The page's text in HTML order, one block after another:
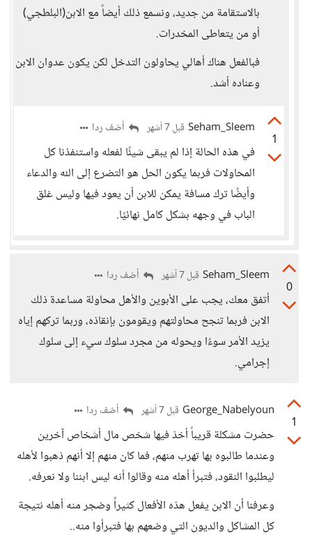
بالاستقامة من جديد، ونسمع ذلك أيضاً مع الابن(البلطجي)
أو من يتعاطى المخدرات.
فبالفعل هناك أهالي يحاولون التدخل لكن يكون عدوان الابن
وعناده أشد.
1
Seham_Sleem قبل 7 أشهر أضف ردا
في هذه الحالة إذا لم يبقى شيئًا لفعله واستنفذنا كل
المحاولات فربما يكون الحل هو التضرع إلى الله والدعاء
وأيضًا ترك مسافة يمكن للابن أن يعود فيها وليس غلق
الباب في وجهه بشكل كامل نهائيًا.
0
Seham_Sleem قبل 7 أشهر أضف ردا
أتفق معك، يجب على الأبوين والأهل محاولة مساعدة ذلك
الابن فربما تنجح محاولتهم ويقومون بإنقاذه، وربما تركهم إياه
يزيد الأمر سوءًا ويحوله من مجرد سلوك سيء إلى سلوك
إجرامي.
1
George_Nabelyoun قبل 7 أشهر أضف ردا
حضرت مشكلة قريباً أخذ فيها شخص مال أشخاص آخرين
وعندما طالبوه بها تهرب منهم، فما كان منهم إلا أنهم ذهبوا لأهله
ليطلبوا النقود، فتبرأ أهله منه وقالوا أنه ليس ابننا ولا نعرفه.
وعرفنا أن الابن يفعل هذه الأفعال كثيراً وضجر منه أهله نتيجة
كل المشاكل والديون التي وضعهم بها فتبرأوا منه..